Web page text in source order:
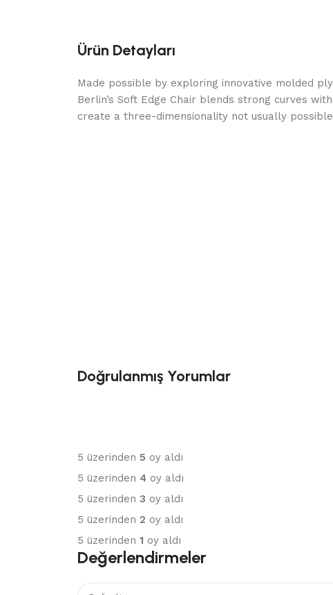
Ürün Detayları
Made possible by exploring innovative molded
Berlin’s Soft Edge Chair blends strong curves
create a three-dimensionality not usually
Doğrulanmış Yorumlar
5 üzerinden 5 oy aldı
5 üzerinden 4 oy aldı
5 üzerinden 3 oy aldı
5 üzerinden 2 oy aldı
5 üzerinden 1 oy aldı
Değerlendirmeler